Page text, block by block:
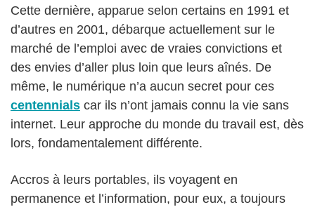
Cette dernière, apparue selon certains en 1991 et
d’autres en 2001, débarque actuellement sur le
marché de l’emploi avec de vraies convictions et
des envies d’aller plus loin que leurs aînés. De
même, le numérique n’a aucun secret pour ces
centennials car ils n’ont jamais connu la vie sans
internet. Leur approche du monde du travail est, dès
lors, fondamentalement différente.
Accros à leurs portables, ils voyagent en
permanence et l’information, pour eux, a toujours